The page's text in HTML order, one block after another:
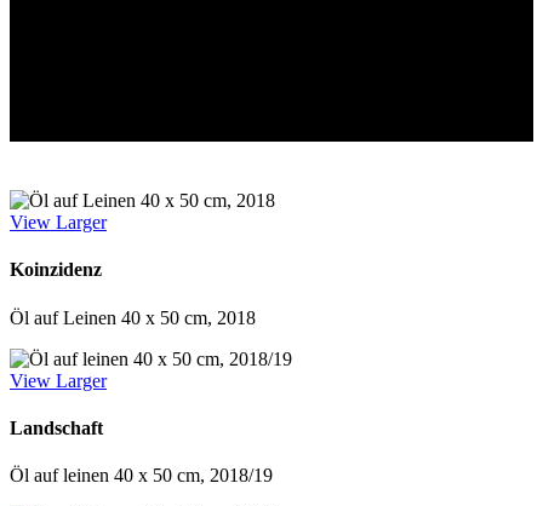
View Larger
Koinzidenz
Öl auf Leinen 40 x 50 cm, 2018
View Larger
Landschaft
Öl auf leinen 40 x 50 cm, 2018/19